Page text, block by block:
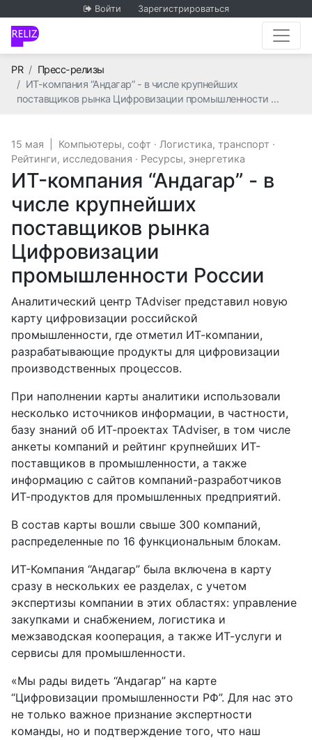
Войти Зарегистрироваться
PRГлавная
Пресс-релизы
ИT-компания “Андагар” - в числе крупнейших
поставщиков рынка Цифровизации промышленности …
15 мая Компьютеры, софт · Логистика, транспорт ·
Рейтинги, исследования · Ресурсы, энергетика
ИT-компания “Андагар” - в
числе крупнейших
поставщиков рынка
Цифровизации
промышленности России
Аналитический центр TAdviser представил новую
карту цифровизации российской
промышленности, где отметил ИТ-компании,
разрабатывающие продукты для цифровизации
производственных процессов.
При наполнении карты аналитики использовали
несколько источников информации, в частности,
базу знаний об ИТ-проектах TAdviser, в том числе
анкеты компаний и рейтинг крупнейших ИТ-
поставщиков в промышленности, а также
информацию с сайтов компаний-разработчиков
ИТ-продуктов для промышленных предприятий.
В состав карты вошли свыше 300 компаний,
распределенные по 16 функциональным блокам.
ИТ-Компания “Андагар” была включена в карту
сразу в нескольких ее разделах, с учетом
экспертизы компании в этих областях: управление
закупками и снабжением, логистика и
межзаводская кооперация, а также ИТ-услуги и
сервисы для промышленности.
«Мы рады видеть “Андагар” на карте
“Цифровизации промышленности РФ”. Для нас это
не только важное признание экспертности
команды, но и подтверждение того, что наш